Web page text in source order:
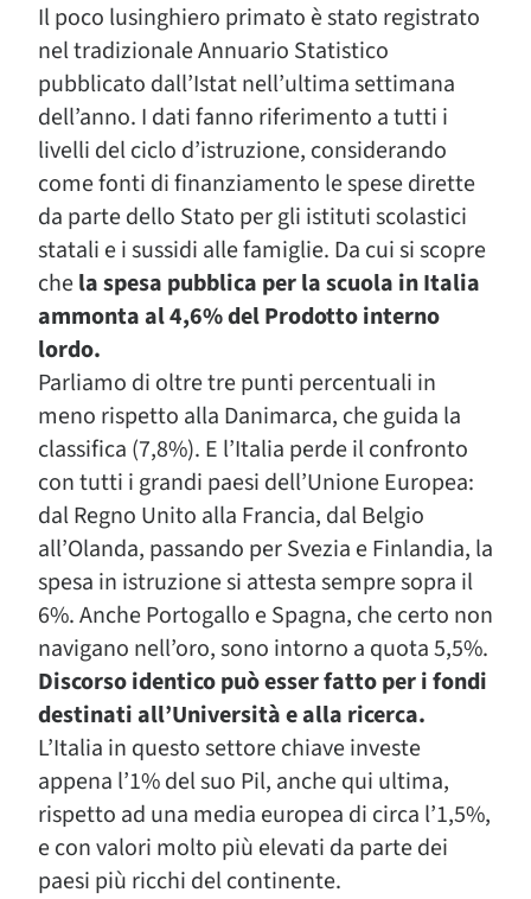
Il poco lusinghiero primato è stato registrato
nel tradizionale Annuario Statistico
pubblicato dall’Istat nell’ultima settimana
dell’anno. I dati fanno riferimento a tutti i
livelli del ciclo d’istruzione, considerando
come fonti di finanziamento le spese dirette
da parte dello Stato per gli istituti scolastici
statali e i sussidi alle famiglie. Da cui si scopre
chela spesa pubblica per la scuola in Italia
ammonta al 4,6% del Prodotto interno
lordo.
Parliamo di oltre tre punti percentuali in
meno rispetto alla Danimarca, che guida la
classifica (7,8%). E l’Italia perde il confronto
con tutti i grandi paesi dell’Unione Europea:
dal Regno Unito alla Francia, dal Belgio
all’Olanda, passando per Svezia e Finlandia, la
spesa in istruzione si attesta sempre sopra il
6%. Anche Portogallo e Spagna, che certo non
navigano nell’oro, sono intorno a quota 5,5%.
Discorso identico può esser fatto per i fondi
destinati all’Università e alla ricerca.
L’Italia in questo settore chiave investe
appena l’1% del suo Pil, anche qui ultima,
rispetto ad una media europea di circa l’1,5%,
e con valori molto più elevati da parte dei
paesi più ricchi del continente.